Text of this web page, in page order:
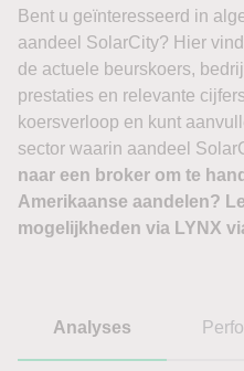
Bent u geïnteresseerd in
aandeel SolarCity? Hier
de actuele beurskoers,
prestaties en relevante
koersverloop en kunt
sector waarin aandeel
naar een broker om te
Amerikaanse aandelen?
mogelijkheden via LYNX
Analyses